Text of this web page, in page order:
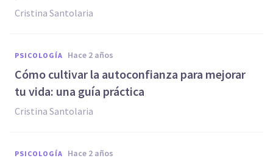
Cristina Santolaria
PSICOLOGÍA hace 2 años
Cómo cultivar la autoconfianza para mejorar
tu vida: una guía práctica
Cristina Santolaria
PSICOLOGÍA hace 2 años